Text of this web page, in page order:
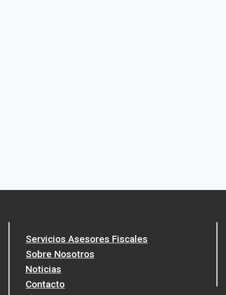
Servicios Asesores Fiscales
Sobre Nosotros
Noticias
Contacto